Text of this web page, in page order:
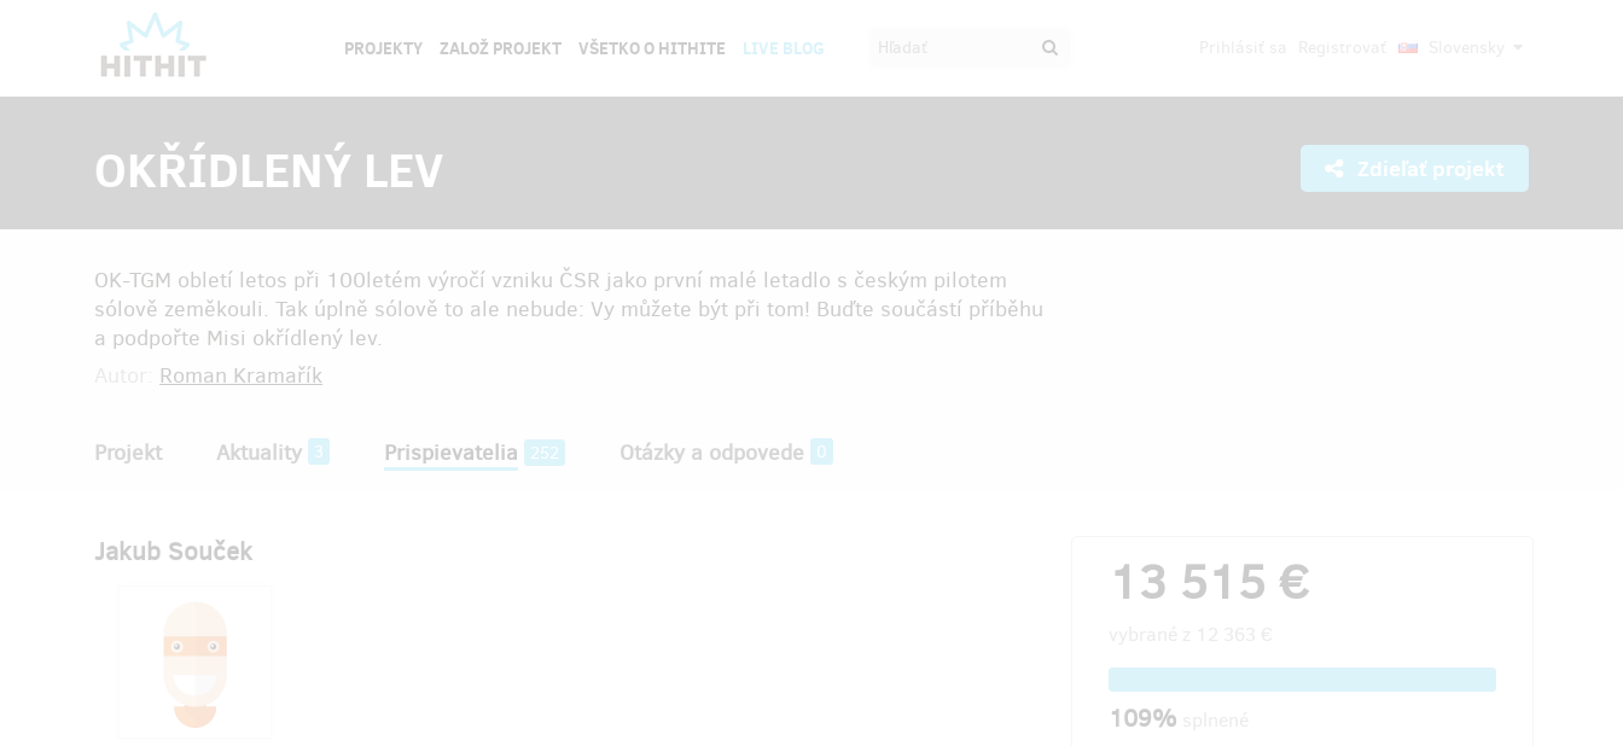
PROJEKTY ZALOŽ PROJEKT VŠETKO O HITHITE LIVE BLOG
OKŘÍDLENÝ LEV Zdieľať projekt
OK-TGM obletí letos při 100letém výročí vzniku ČSR jako první malé letadlo s českým pilotem
sólově zeměkouli. Tak úplně sólově to ale nebude: Vy můžete být při tom! Buďte součástí příběhu
a podpořte Misi okřídlený lev.
Roman Kramařík
Projekt Aktuality 3 Prispievatelia 252 Otázky a odpovede 0
Jakub Souček 13 515 €
109%